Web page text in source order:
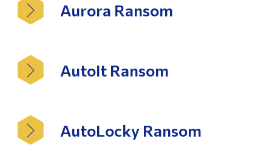
Aurora Ransom
AutoIt Ransom
AutoLocky Ransom